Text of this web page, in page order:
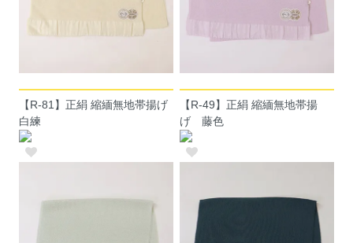
【R-81】正絹 縮緬無地帯揚げ
白練
【R-49】正絹 縮緬無地帯揚
げ 藤色